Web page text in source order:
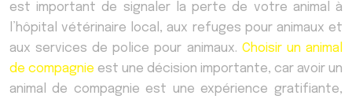
est important de signaler la perte de votre animal à
l’hôpital vétérinaire local, aux refuges pour animaux et
aux services de police pour animaux. Choisir un animal
de compagnie est une décision importante, car avoir un
animal de compagnie est une expérience gratifiante,